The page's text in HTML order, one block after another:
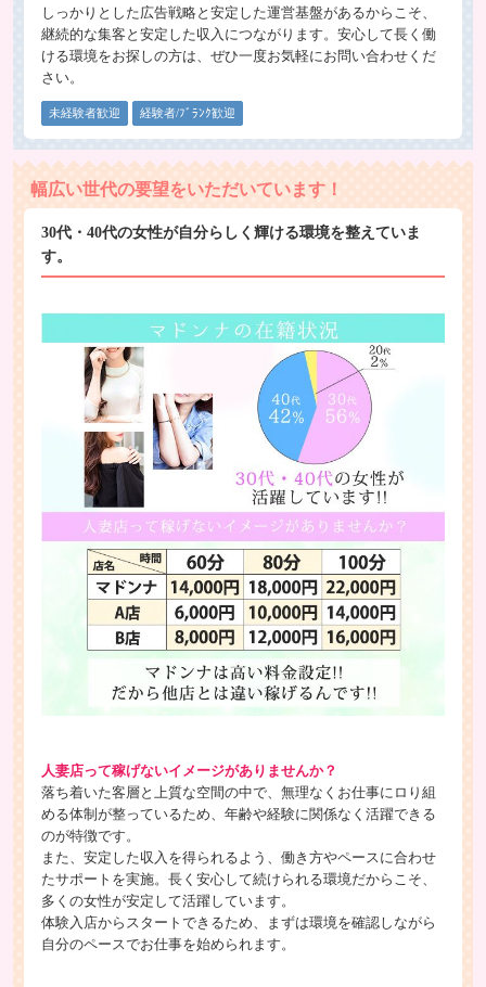
しっかりとした広告戦略と安定した運営基盤があるからこそ、
継続的な集客と安定した収入につながります。安心して長く働
ける環境をお探しの方は、ぜひ一度お気軽にお問い合わせくだ
さい。
未経験者歓迎 経験者/ﾌﾞﾗﾝｸ歓迎
幅広い世代の要望をいただいています！
30代・40代の女性が自分らしく輝ける環境を整えていま
す。
人妻店って稼げないイメージがありませんか？
落ち着いた客層と上質な空間の中で、無理なくお仕事にロり組
める体制が整っているため、年齢や経験に関係なく活躍できる
のが特徴です。
また、安定した収入を得られるよう、働き方やペースに合わせ
たサポートを実施。長く安心して続けられる環境だからこそ、
多くの女性が安定して活躍しています。
体験入店からスタートできるため、まずは環境を確認しながら
自分のペースでお仕事を始められます。